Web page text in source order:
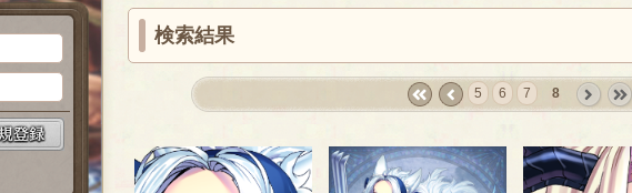
検索結果
first prev
5 6 7
8
›
»